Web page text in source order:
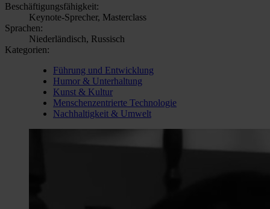
Beschäftigungsfähigkeit:
Keynote-Sprecher, Masterclass
Sprachen:
Niederländisch, Russisch
Kategorien:
Führung und Entwicklung
Humor & Unterhaltung
Kunst & Kultur
Menschenzentrierte Technologie
Nachhaltigkeit & Umwelt